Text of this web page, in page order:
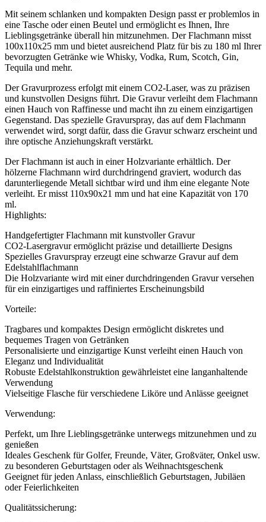
Mit seinem schlanken und kompakten Design passt er problemlos in
eine Tasche oder einen Beutel und ermöglicht es Ihnen, Ihre
Lieblingsgetränke überall hin mitzunehmen. Der Flachmann misst
100x110x25 mm und bietet ausreichend Platz für bis zu 180 ml Ihrer
bevorzugten Getränke wie Whisky, Vodka, Rum, Scotch, Gin,
Tequila und mehr.
Der Gravurprozess erfolgt mit einem CO2-Laser, was zu präzisen
und kunstvollen Designs führt. Die Gravur verleiht dem Flachmann
einen Hauch von Raffinesse und macht ihn zu einem einzigartigen
Gegenstand. Das spezielle Gravurspray, das auf dem Flachmann
verwendet wird, sorgt dafür, dass die Gravur schwarz erscheint und
ihre optische Anziehungskraft verstärkt.
Der Flachmann ist auch in einer Holzvariante erhältlich. Der
hölzerne Flachmann wird durchdringend graviert, wodurch das
darunterliegende Metall sichtbar wird und ihm eine elegante Note
verleiht. Er misst 110x90x21 mm und hat eine Kapazität von 170
ml.
Highlights:
Handgefertigter Flachmann mit kunstvoller Gravur
CO2-Lasergravur ermöglicht präzise und detaillierte Designs
Spezielles Gravurspray erzeugt eine schwarze Gravur auf dem
Edelstahlflachmann
Die Holzvariante wird mit einer durchdringenden Gravur versehen
für ein einzigartiges und raffiniertes Erscheinungsbild
Vorteile:
Tragbares und kompaktes Design ermöglicht diskretes und
bequemes Tragen von Getränken
Personalisierte und einzigartige Kunst verleiht einen Hauch von
Eleganz und Individualität
Robuste Edelstahlkonstruktion gewährleistet eine langanhaltende
Verwendung
Vielseitige Flasche für verschiedene Liköre und Anlässe geeignet
Verwendung:
Perfekt, um Ihre Lieblingsgetränke unterwegs mitzunehmen und zu
genießen
Ideales Geschenk für Golfer, Freunde, Väter, Großväter, Onkel usw.
zu besonderen Geburtstagen oder als Weihnachtsgeschenk
Geeignet für jeden Anlass, einschließlich Geburtstagen, Jubiläen
oder Feierlichkeiten
Qualitätssicherung: